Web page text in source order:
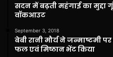
सदन में बढ़ती महंगाई का मुद्दा
वॉकआउट
September 3, 2018
बेबी रानी मौर्य ने जन्माष्टमी
फल एवं मिष्ठान भेंट किया